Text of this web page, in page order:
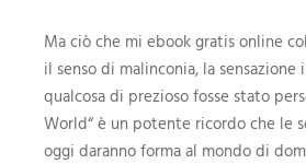
Ma ciò che mi ebook gratis online
il senso di malinconia, la
qualcosa di prezioso fosse stato
World“ è un potente ricordo che le
oggi daranno forma al mondo di